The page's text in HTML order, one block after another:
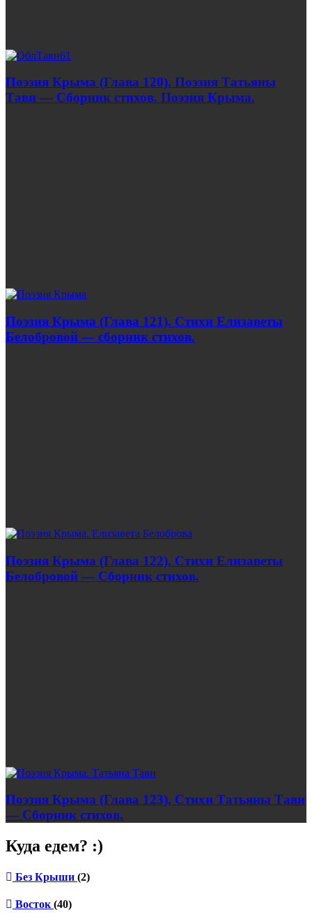
Поэзия Крыма (Глава 120). Поэзия Татьяны
Тави — Сборник стихов. Поэзия Крыма.
Поэзия Крыма (Глава 121). Стихи Елизаветы
Белобровой — сборник стихов.
Поэзия Крыма (Глава 122). Стихи Елизаветы
Белобровой — Сборник стихов.
Поэзия Крыма (Глава 123). Стихи Татьяны Тави
— Сборник стихов.
Куда едем? :)
Без Крыши (2)
Восток (40)